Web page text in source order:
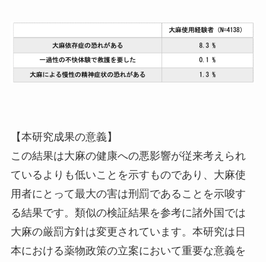
【本研究成果の意義】
この結果は大麻の健康への悪影響が従来考えられ
ているよりも低いことを示すものであり、 大麻使
用者にとって最大の害は刑罰であることを示唆す
る結果です。類似の検証結果を参考に諸外国では
大麻の厳罰方針は変更されています。本研究は日
本における薬物政策の立案において重要な意義を